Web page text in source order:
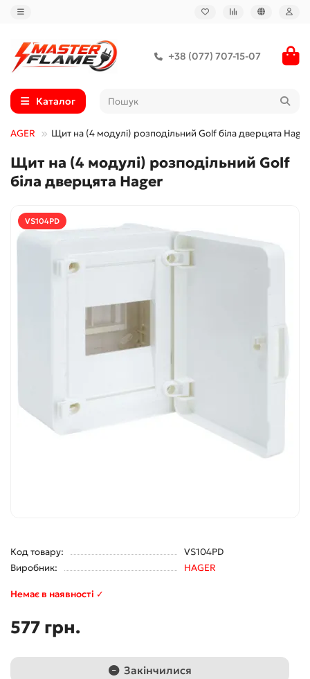
+38 (077) 707-15-07
Каталог
Щит на (4 модулі) розподільний Golf біла дверцята Hager
Щит на (4 модулі) розподільний Golf
біла дверцята Hager
VS104PD
Код товару:
VS104PD
Виробник:
HAGER
Немає в наявності ✓
577 грн.
Закінчилися